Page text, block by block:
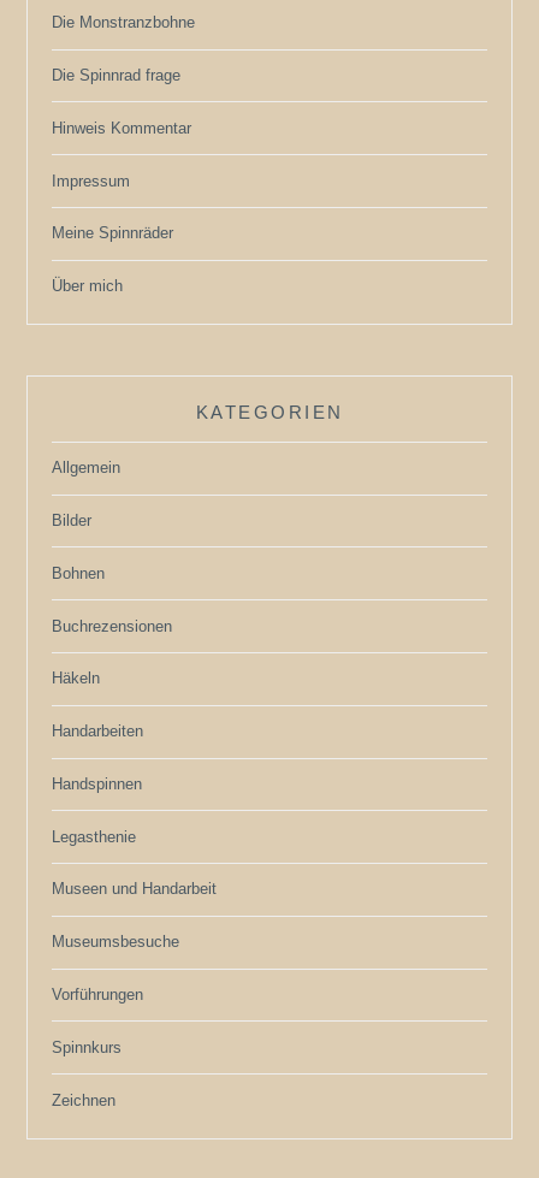
Die Monstranzbohne
Die Spinnrad frage
Hinweis Kommentar
Impressum
Meine Spinnräder
Über mich
KATEGORIEN
Allgemein
Bilder
Bohnen
Buchrezensionen
Häkeln
Handarbeiten
Handspinnen
Legasthenie
Museen und Handarbeit
Museumsbesuche
Vorführungen
Spinnkurs
Zeichnen